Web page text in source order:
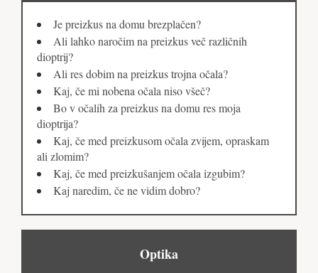
Je preizkus na domu brezplačen?
Ali lahko naročim na preizkus več različnih
dioptrij?
Ali res dobim na preizkus trojna očala?
Kaj, če mi nobena očala niso všeč?
Bo v očalih za preizkus na domu res moja
dioptrija?
Kaj, če med preizkusom očala zvijem, opraskam
ali zlomim?
Kaj, če med preizkušanjem očala izgubim?
Kaj naredim, če ne vidim dobro?
Optika